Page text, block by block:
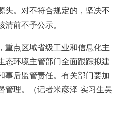
头。对不符合规定的，坚决不
前不予公示。
点区域省级工业和信息化主
态环境主管部门全面跟踪拟建
事后监管责任。有关部门要加
管理。（记者米彦泽 实习生吴